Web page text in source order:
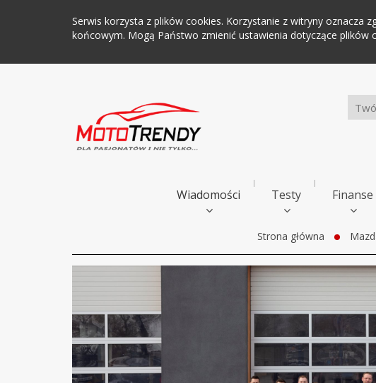
Serwis korzysta z plików cookies. Korzystanie z witryny oznacza
końcowym. Mogą Państwo zmienić ustawienia dotyczące plików
Wiadomości Testy Finanse
Strona główna